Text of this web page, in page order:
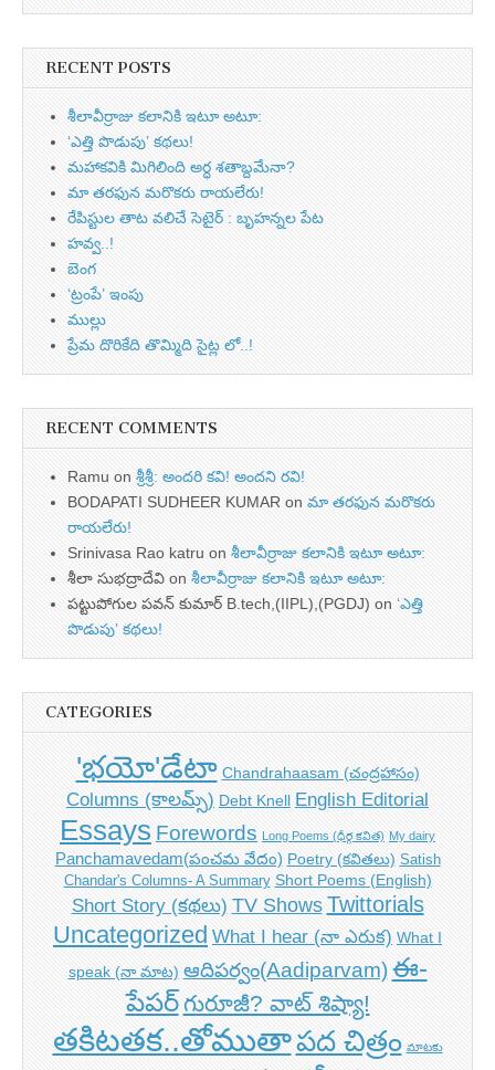
RECENT POSTS
శీలావీర్రాజు కలానికి ఇటూ అటూ:
‘ఎత్తి పొడుపు’ కథలు!
మహాకవికి మిగిలింది అర్ధ శతాబ్దమేనా?
మా తరఫున మరొకరు రాయలేరు!
రేపిస్టుల తాట వలిచే సెటైర్ : బృహన్నల పేట
హవ్వ..!
బెంగ
‘ట్రంపే’ ఇంపు
ముల్లు
ప్రేమ దొరికేది తొమ్మిది సైట్ల లో..!
RECENT COMMENTS
Ramu on శ్రీశ్రీ: అందరి కవి! అందని రవి!
BODAPATI SUDHEER KUMAR on మా తరఫున మరొకరు
రాయలేరు!
Srinivasa Rao katru on శీలావీర్రాజు కలానికి ఇటూ అటూ:
శీలా సుభద్రాదేవి on శీలావీర్రాజు కలానికి ఇటూ అటూ:
పట్టుపోగుల పవన్ కుమార్ B.tech,(IIPL),(PGDJ) on ‘ఎత్తి
పొడుపు’ కథలు!
CATEGORIES
'భయో'డేటా Chandrahaasam (చంద్రహాసం)
Columns (కాలమ్స్) Debt Knell English Editorial
Essays Forewords Long Poems (ధీర్గ కవిత) My dairy
Panchamavedam(పంచమ వేదం) Poetry (కవితలు) Satish
Chandar's Columns- A Summary Short Poems (English)
Short Story (కథలు) TV Shows Twittorials
Uncategorized What I hear (నా ఎరుక) What I
speak (నా మాట) ఆదిపర్వం(Aadiparvam) ఈ-
పేపర్గురూజీ? వాట్ శిష్యా!
తకిటతక..తోముతాపద చిత్రం మాటకు